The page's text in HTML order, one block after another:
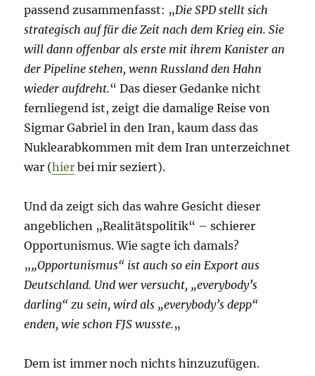
passend zusammenfasst: „Die SPD stellt sich
strategisch auf für die Zeit nach dem Krieg ein. Sie
will dann offenbar als erste mit ihrem Kanister an
der Pipeline stehen, wenn Russland den Hahn
wieder aufdreht.“ Das dieser Gedanke nicht
fernliegend ist, zeigt die damalige Reise von
Sigmar Gabriel in den Iran, kaum dass das
Nuklearabkommen mit dem Iran unterzeichnet
war (hier bei mir seziert).
Und da zeigt sich das wahre Gesicht dieser
angeblichen „Realitätspolitik“ – schierer
Opportunismus. Wie sagte ich damals?
„„Opportunismus“ ist auch so ein Export aus
Deutschland. Und wer versucht, „everybody’s
darling“ zu sein, wird als „everybody’s depp“
enden, wie schon FJS wusste.„
Dem ist immer noch nichts hinzuzufügen.